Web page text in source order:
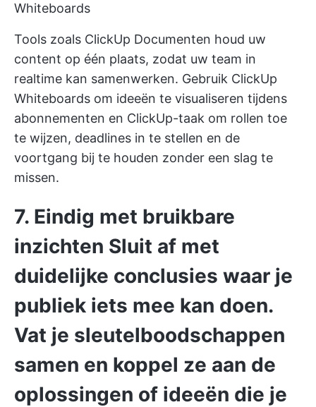
Whiteboards
Tools zoals ClickUp Documenten houd uw
content op één plaats, zodat uw team in
realtime kan samenwerken. Gebruik ClickUp
Whiteboards om ideeën te visualiseren tijdens
abonnementen en ClickUp-taak om rollen toe
te wijzen, deadlines in te stellen en de
voortgang bij te houden zonder een slag te
missen.
7. Eindig met bruikbare
inzichten Sluit af met
duidelijke conclusies waar je
publiek iets mee kan doen.
Vat je sleutelboodschappen
samen en koppel ze aan de
oplossingen of ideeën die je